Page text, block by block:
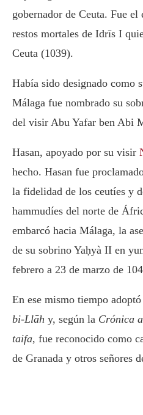
gobernador de Ceuta. Fue
restos mortales de Idrīs I
Ceuta (1039).
Había sido designado como
Málaga fue nombrado su
del visir Abu Yafar ben Abi
Hasan, apoyado por su visir
hecho. Hasan fue
la fidelidad de los ceutíes y
hammudíes del norte de
embarcó hacia Málaga, la
de su sobrino Yaḥyà II en
febrero a 23 de marzo de
En ese mismo tiempo
bi-Llāh y, según la Crónica
taifa, fue reconocido como
de Granada y otros señores